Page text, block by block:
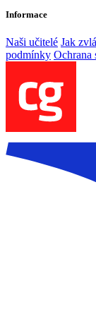
Informace
Naši učitelé Jak
podmínky Ochrana